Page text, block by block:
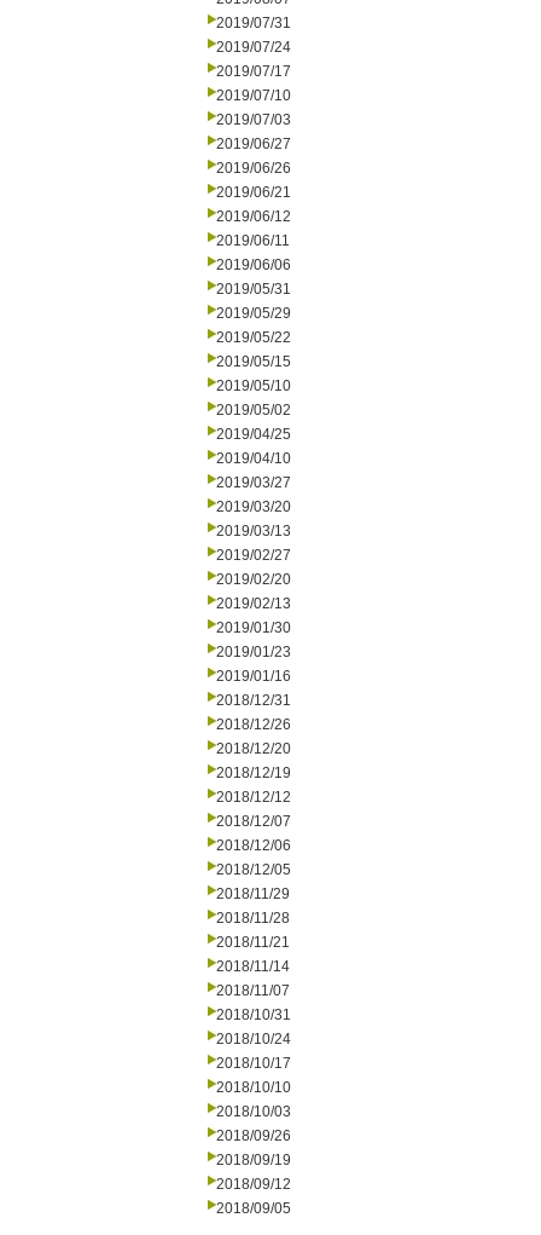
2019/07/31
2019/07/24
2019/07/17
2019/07/10
2019/07/03
2019/06/27
2019/06/26
2019/06/21
2019/06/12
2019/06/11
2019/06/06
2019/05/31
2019/05/29
2019/05/22
2019/05/15
2019/05/10
2019/05/02
2019/04/25
2019/04/10
2019/03/27
2019/03/20
2019/03/13
2019/02/27
2019/02/20
2019/02/13
2019/01/30
2019/01/23
2019/01/16
2018/12/31
2018/12/26
2018/12/20
2018/12/19
2018/12/12
2018/12/07
2018/12/06
2018/12/05
2018/11/29
2018/11/28
2018/11/21
2018/11/14
2018/11/07
2018/10/31
2018/10/24
2018/10/17
2018/10/10
2018/10/03
2018/09/26
2018/09/19
2018/09/12
2018/09/05